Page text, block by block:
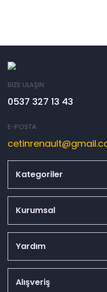
BİZE ULAŞIN
0537 327 13 43
E-POSTA
Kategoriler
Kurumsal
Yardım
Alışveriş